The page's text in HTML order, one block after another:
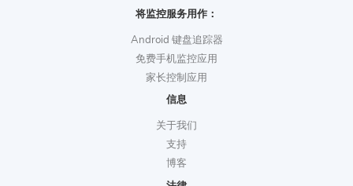
将监控服务用作：
Android 键盘追踪器
免费手机监控应用
家长控制应用
信息
关于我们
支持
博客